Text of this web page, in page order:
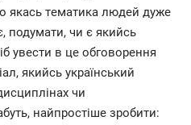
якась тематика людей дуже
подумати, чи є якийсь
увести в це обговорення
якийсь український
чи
найпростіше зробити: